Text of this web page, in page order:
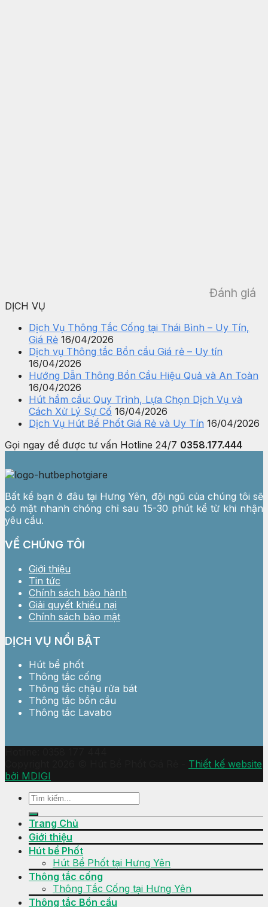
Đánh giá
DỊCH VỤ
Dịch Vụ Thông Tắc Cống tại Thái Bình – Uy Tín,
Giá Rẻ 16/04/2026
Dịch vụ Thông tắc Bồn cầu Giá rẻ – Uy tín
16/04/2026
Hướng Dẫn Thông Bồn Cầu Hiệu Quả và An Toàn
16/04/2026
Hút hầm cầu: Quy Trình, Lựa Chọn Dịch Vụ và
Cách Xử Lý Sự Cố 16/04/2026
Dịch Vụ Hút Bể Phốt Giá Rẻ và Uy Tín 16/04/2026
Gọi ngay để được tư vấn Hotline 24/7 0358.177.444
Bất kể bạn ở đâu tại Hưng Yên, đội ngũ của chúng tôi sẽ
có mặt nhanh chóng chỉ sau 15-30 phút kể từ khi nhận
yêu cầu.
VỀ CHÚNG TÔI
Giới thiệu
Tin tức
Chính sách bảo hành
Giải quyết khiếu nại
Chính sách bảo mật
DỊCH VỤ NỔI BẬT
Hút bể phốt
Thông tắc cống
Thông tắc chậu rửa bát
Thông tắc bồn cầu
Thông tắc Lavabo
Thiết kế website
bởi MDIGI
Trang Chủ
Giới thiệu
Hút bể Phốt
Hút Bể Phốt tại Hưng Yên
Thông tắc cống
Thông Tắc Cống tại Hưng Yên
Thông tắc Bồn cầu